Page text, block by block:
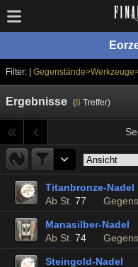
Filter: |
Ergebnisse (8 Treffer)
Titanbronze-Nadel
Ab St. 77
Manasilber-Nadel
Ab St. 74
Steingold-Nadel